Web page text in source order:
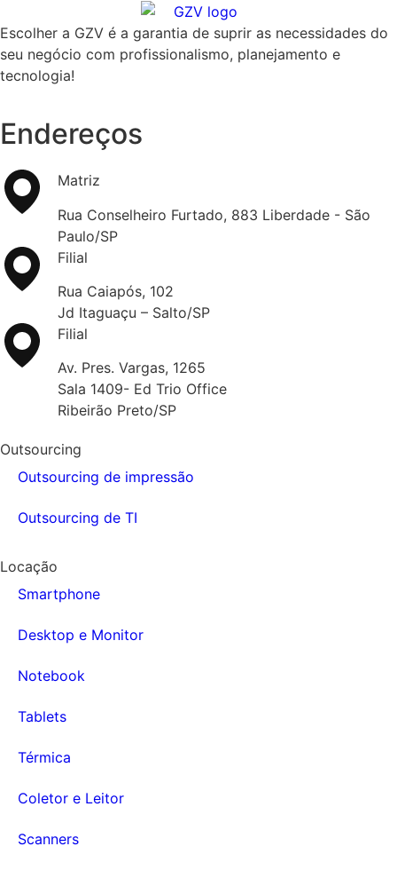
Escolher a GZV é a garantia de suprir as necessidades do
seu negócio com profissionalismo, planejamento e
tecnologia!
Endereços
Matriz
Rua Conselheiro Furtado, 883 Liberdade - São
Paulo/SP
Filial
Rua Caiapós, 102
Jd Itaguaçu – Salto/SP
Filial
Av. Pres. Vargas, 1265
Sala 1409- Ed Trio Office
Ribeirão Preto/SP
Outsourcing
Outsourcing de impressão
Outsourcing de TI
Locação
Smartphone
Desktop e Monitor
Notebook
Tablets
Térmica
Coletor e Leitor
Scanners